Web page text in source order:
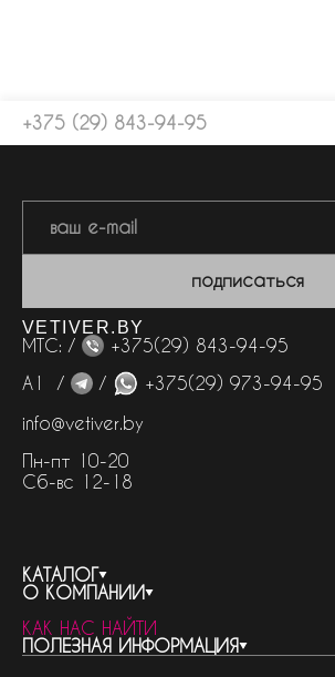
+375 (29) 843-94-95
подписаться
VETIVER.BY
МТС: /
+375(29) 843-94-95
А1 /
/
+375(29) 973-94-95
info@vetiver.by
Пн-пт 10-20
Сб-вс 12-18
КАТАЛОГ
весь каталог
бренды
женская парфюмерия
О КОМПАНИИ
контакты
о компании
КАК НАС НАЙТИ
ПОЛЕЗНАЯ ИНФОРМАЦИЯ